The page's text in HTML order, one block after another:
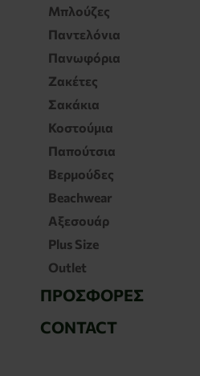
Μπλούζες
Παντελόνια
Πανωφόρια
Ζακέτες
Σακάκια
Κοστούμια
Παπούτσια
Βερμούδες
Beachwear
Αξεσουάρ
Plus Size
Outlet
ΠΡΟΣΦΟΡΈΣ
CONTACT